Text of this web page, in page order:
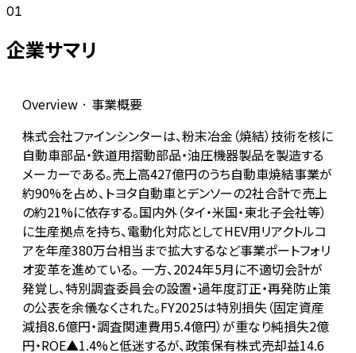
01
企業サマリ
Overview · 事業概要
株式会社ファインシンターは、粉末冶金（焼結）技術を核に
自動車部品・鉄道用摺動部品・油圧機器製品を製造する
メーカーである。売上高427億円のうち自動車焼結事業が
約90%を占め、トヨタ自動車とデンソーの2社合計で売上
の約21%に依存する。国内外（タイ・米国・東北子会社等）
に生産拠点を持ち、電動化対応としてHEV用リアクトルコ
アを年産380万台相当まで拡大するなど事業ポートフォリ
オ変革を進めている。 一方、2024年5月に不適切会計が
発覚し、特別調査委員会の設置・過年度訂正・再発防止策
の公表を余儀なくされた。FY2025は特別損失（固定資産
減損8.6億円・調査関連費用5.4億円）が重なり純損失2億
円・ROE▲1.4%と低迷するが、政策保有株式売却益14.6